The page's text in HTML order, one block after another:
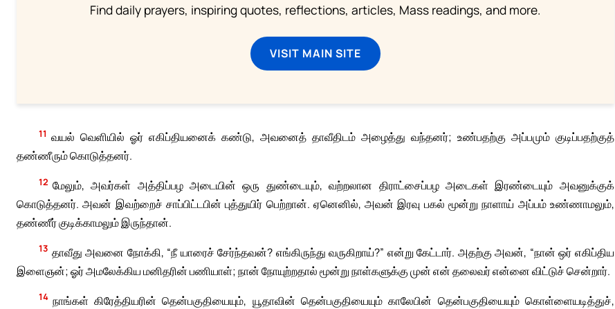
Find daily prayers, inspiring quotes, reflections, articles, Mass readings, and more.
VISIT MAIN SITE
11 வயல் வெளியில் ஓர் எகிப்தியனைக் கண்டு, அவனைத் தாவீதிடம் அழைத்து வந்தனர்; உண்பதற்கு அப்பமும் குடிப்பதற்குத்
தண்ணீரும் கொடுத்தனர்.
12 மேலும், அவர்கள் அத்திப்பழ அடையின் ஒரு துண்டையும், வற்றலான திராட்சைப்பழ அடைகள் இரண்டையும் அவனுக்குக்
கொடுத்தனர். அவன் இவற்றைச் சாப்பிட்டபின் புத்துயிர் பெற்றான். ஏனெனில், அவன் இரவு பகல் மூன்று நாளாய் அப்பம் உண்ணாமலும்,
தண்ணீர் குடிக்காமலும் இருந்தான்.
13 தாவீது அவனை நோக்கி, “நீ யாரைச் சேர்ந்தவன்? எங்கிருந்து வருகிறாய்?” என்று கேட்டார். அதற்கு அவன், “நான் ஒர் எகிப்திய
இளைஞன்; ஓர் அமலேக்கிய மனிதரின் பணியாள்; நான் நோயுற்றதால் மூன்று நாள்களுக்கு முன் என் தலைவர் என்னை விட்டுச் சென்றார்.
14 நாங்கள் கிரேத்தியரின் தென்பகுதியையும், யூதாவின் தென்பகுதியையும் காலேபின் தென்பகுதியையும் கொள்ளையடித்துச்,